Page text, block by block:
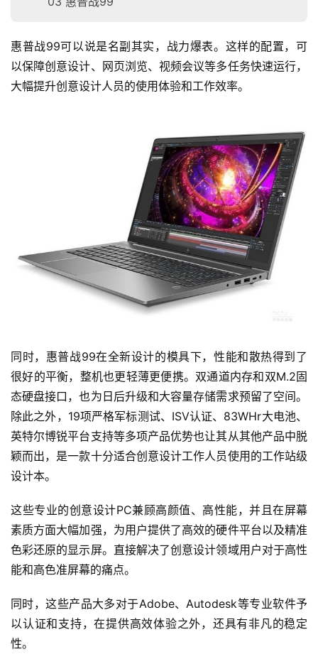
每
日
惠普战99可以说是名副其实，战力爆表。这样的配置，可
以保障创意设计、网页浏览、视频会议等多任务快速运行，
大幅提升创意设计人员的使用体验和工作效率。
同时，惠普战99在全新设计的模具下，性能和散热得到了
很好的平衡，整机也更轻薄更便携。双通道内存和双M.2固
态硬盘接口，也为日后升级和大容量存储需求预留了空间。
除此之外，19项严格军标测试、ISV认证、83WHr大电池、
英特尔博锐平台支持等多项产品优势也让其从其他产品中脱
颖而出，是一款十分适合创意设计工作人员使用的工作站级
设计本。
这些专业的创意设计PC兼顾高颜值、高性能，并且在屏幕
素质方面大幅加强，为用户提供了高效的硬件平台以及精准
色彩还原的显示屏。直接解决了创意设计领域用户对于高性
能和高色准屏幕的痛点。
同时，这些产品大多对于Adobe、Autodesk等专业软件予
以认证和支持，在提供高效体验之外，还具有非凡的稳定
性。